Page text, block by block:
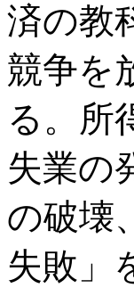
済の教
競争を
る。所
失業の
の破壊
失敗」